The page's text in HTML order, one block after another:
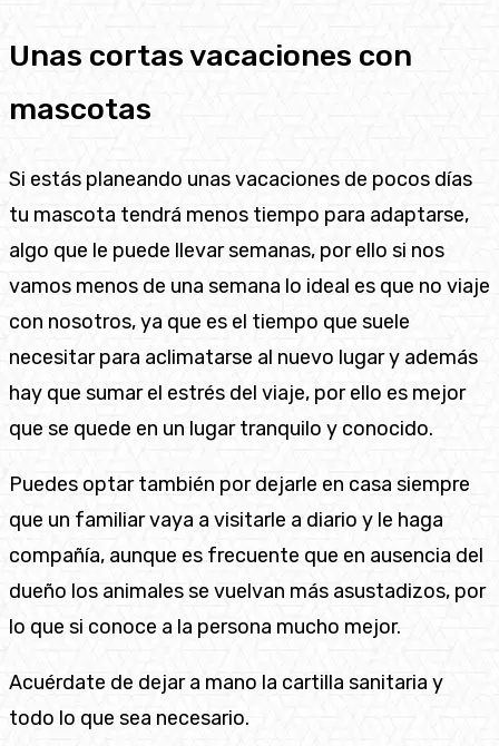
Unas cortas vacaciones con
mascotas
Si estás planeando unas vacaciones de pocos días
tu mascota tendrá menos tiempo para adaptarse,
algo que le puede llevar semanas, por ello si nos
vamos menos de una semana lo ideal es que no viaje
con nosotros, ya que es el tiempo que suele
necesitar para aclimatarse al nuevo lugar y además
hay que sumar el estrés del viaje, por ello es mejor
que se quede en un lugar tranquilo y conocido.
Puedes optar también por dejarle en casa siempre
que un familiar vaya a visitarle a diario y le haga
compañía, aunque es frecuente que en ausencia del
dueño los animales se vuelvan más asustadizos, por
lo que si conoce a la persona mucho mejor.
Acuérdate de dejar a mano la cartilla sanitaria y
todo lo que sea necesario.